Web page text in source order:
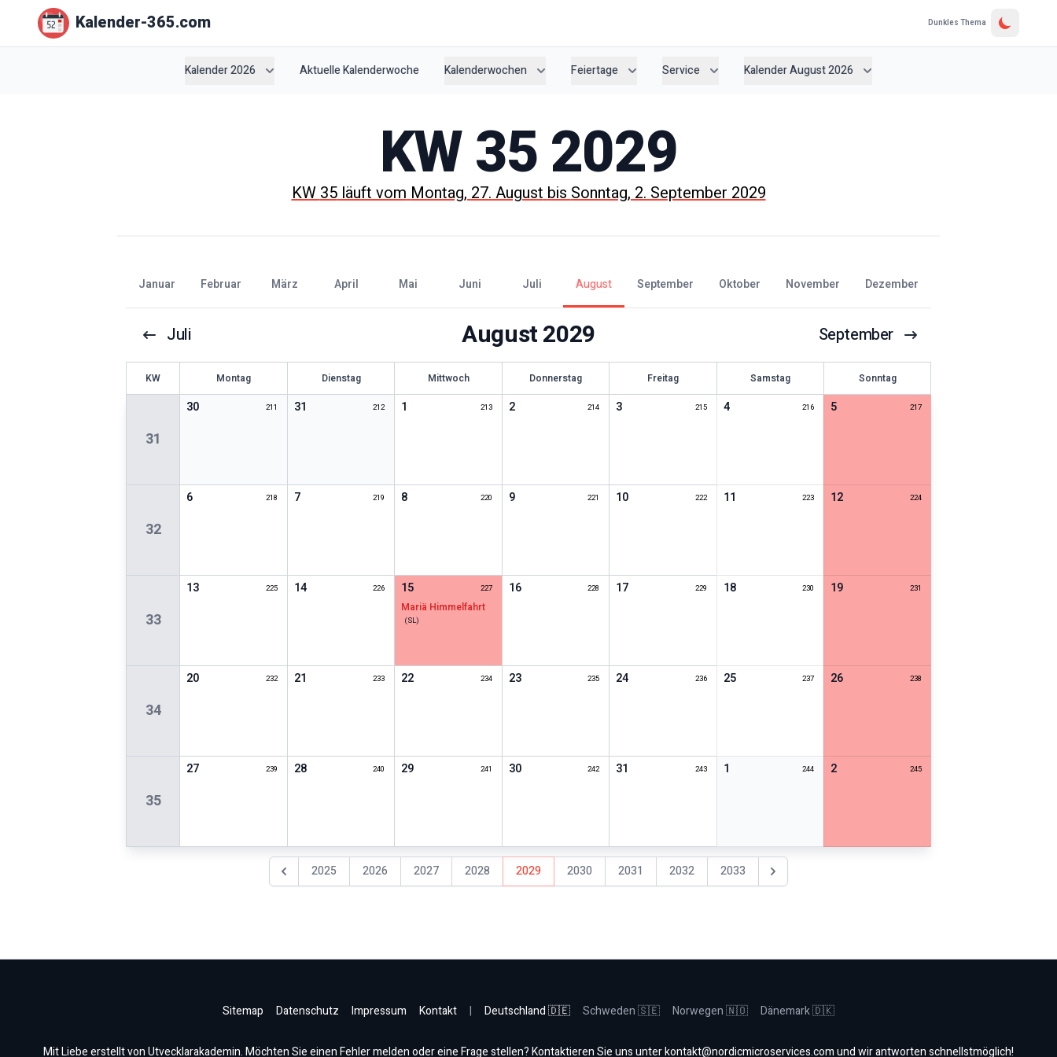
Kalender-365.com Dunkles Thema
Kalender 2026 Aktuelle Kalenderwoche Kalenderwochen Feiertage Service Kalender August 2026
KW352029
KW35läuft vomMontag, 27. AugustbisSonntag, 2. September 2029
Januar Februar März April Mai Juni Juli August September Oktober November Dezember
Juli August2029 September
KW Montag Dienstag Mittwoch Donnerstag Freitag Samstag Sonntag
31
30 211 31 212 1 213 2 214 3 215 4 216 5 217
32
6 218 7 219 8 220 9 221 10 222 11 223 12 224
33
13 225 14 226 15 227
Mariä Himmelfahrt
(SL)
16 228 17 229 18 230 19 231
34
20 232 21 233 22 234 23 235 24 236 25 237 26 238
35
27 239 28 240 29 241 30 242 31 243 1 244 2 245
Vorheriges Jahr
2025 2026 2027 2028 2029 2030 2031 2032 2033 Nächstes Jahr
Sitemap Datenschutz Impressum Kontakt | Deutschland 🇩🇪 Schweden 🇸🇪 Norwegen 🇳🇴 Dänemark 🇩🇰
Mit Liebe erstellt von Utvecklarakademin. Möchten Sie einen Fehler melden oder eine Frage stellen? Kontaktieren Sie uns unterkontakt@nordicmicroservices.comund wir antworten schnellstmöglich!